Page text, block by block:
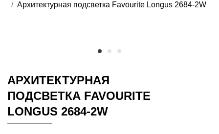
Архитектурная подсветка Favourite Longus 2684-2W
АРХИТЕКТУРНАЯ
ПОДСВЕТКА FAVOURITE
LONGUS 2684-2W